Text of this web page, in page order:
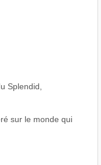
Splendid,
sur le monde qui